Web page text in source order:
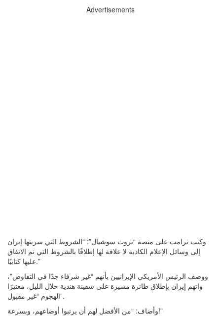
Advertisements
وكتب ترامب على منصة “تروث سوشيال”: “الشروط التي سربتها إيران
إلى وسائل الإعلام الكاذبة لا علاقة لها إطلاقًا بالشروط التي تم الاتفاق
عليها كتابيًا.”
ووصف الرئيس الأمريكي الإيرانيين بأنهم “غير شرفاء جدًا في التفاوض”،
واتهم إيران بإطلاق طائرة مسيرة على سفينة هندية خلال الليل، معتبرًا
الهجوم “غير مقبول”.
وأضاف: “من الأفضل لهم أن يرتبوا أوضاعهم، وبسرعة!”